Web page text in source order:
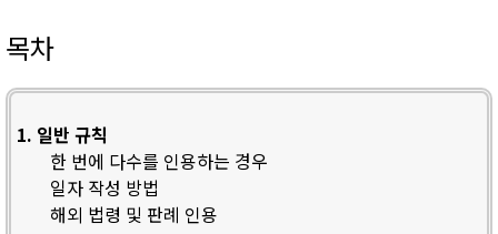
목차
1. 일반 규칙
한 번에 다수를 인용하는 경우
일자 작성 방법
해외 법령 및 판례 인용